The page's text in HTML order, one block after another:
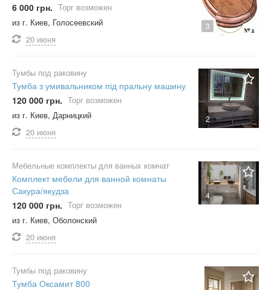
3
6 000 грн. Торг возможен
из г. Киев, Голосеевский
20 июня
2
Тумбы под раковину
Тумба з умивальником під пральну машину
120 000 грн. Торг возможен
из г. Киев, Дарницкий
20 июня
4
Мебельные комплекты для ванных комнат
Комплект мебели для ванной комнаты
Сакура/якудза
120 000 грн. Торг возможен
из г. Киев, Оболонский
20 июня
Тумбы под раковину
Тумба Оксамит 800